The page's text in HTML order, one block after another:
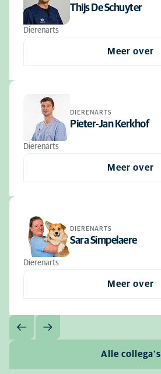
Thijs De Schuyter
Dierenarts
Meer over
DIERENARTS
Pieter-Jan Kerkhof
Dierenarts
Meer over
DIERENARTS
Sara Simpelaere
Dierenarts
Meer over
Alle collega's